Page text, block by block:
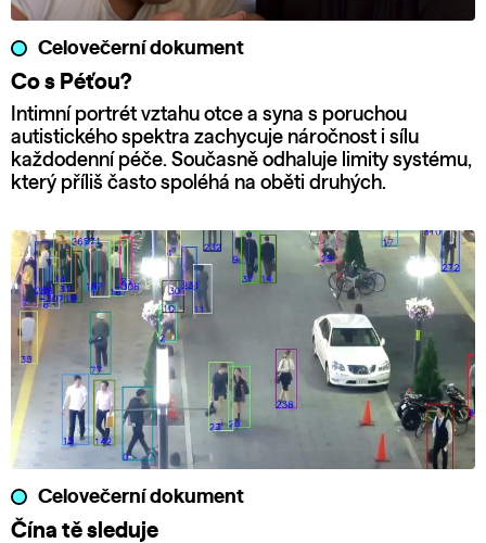
Celovečerní dokument
Co s Péťou?
Intimní portrét vztahu otce a syna s poruchou
autistického spektra zachycuje náročnost i sílu
každodenní péče. Současně odhaluje limity systému,
který příliš často spoléhá na oběti druhých.
Celovečerní dokument
Čína tě sleduje